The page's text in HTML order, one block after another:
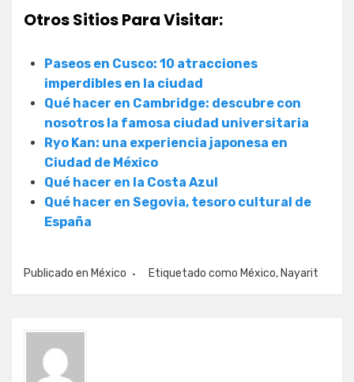
Otros Sitios Para Visitar:
Paseos en Cusco: 10 atracciones
imperdibles en la ciudad
Qué hacer en Cambridge: descubre con
nosotros la famosa ciudad universitaria
Ryo Kan: una experiencia japonesa en
Ciudad de México
Qué hacer en la Costa Azul
Qué hacer en Segovia, tesoro cultural de
España
Publicado en México Etiquetado como México, Nayarit